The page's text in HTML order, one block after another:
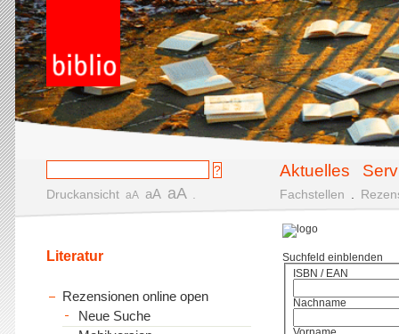
Aktuelles
Druckansicht aA aA aA Fachstellen
Suchfeld einblenden
ISBN / EAN
Nachname
Literatur
Rezensionen online open
Neue Suche